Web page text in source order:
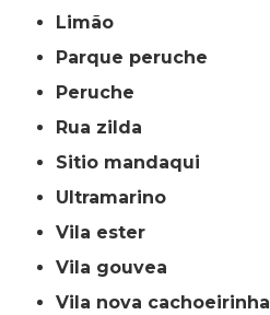
limão
parque peruche
peruche
rua zilda
sitio mandaqui
ultramarino
vila ester
vila gouvea
vila nova cachoeirinha